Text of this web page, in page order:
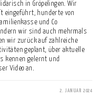
in Gröpelingen. Wir
eingeführt, hunderte von
und Co
wir sind auch mehrmals
wir zurück auf zahlreiche
geplant, über aktuelle
kennen gelernt und
Video an.
2. JANUAR 2024